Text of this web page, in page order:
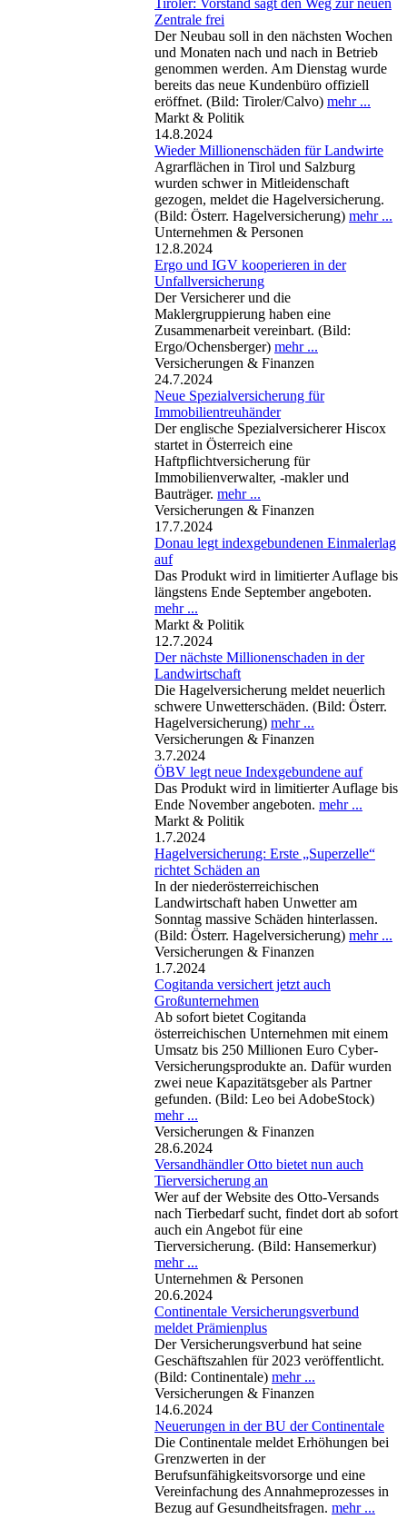
Zentrale frei
Der Neubau soll in den nächsten Wochen
und Monaten nach und nach in Betrieb
genommen werden. Am Dienstag wurde
bereits das neue Kundenbüro offiziell
eröffnet. (Bild: Tiroler/Calvo) mehr ...
Markt & Politik
14.8.2024
Wieder Millionenschäden für Landwirte
Agrarflächen in Tirol und Salzburg
wurden schwer in Mitleidenschaft
gezogen, meldet die Hagelversicherung.
(Bild: Österr. Hagelversicherung) mehr ...
Unternehmen & Personen
12.8.2024
Ergo und IGV kooperieren in der
Unfallversicherung
Der Versicherer und die
Maklergruppierung haben eine
Zusammenarbeit vereinbart. (Bild:
Ergo/Ochensberger) mehr ...
Versicherungen & Finanzen
24.7.2024
Neue Spezialversicherung für
Immobilientreuhänder
Der englische Spezialversicherer Hiscox
startet in Österreich eine
Haftpflichtversicherung für
Immobilienverwalter, -makler und
Bauträger. mehr ...
Versicherungen & Finanzen
17.7.2024
Donau legt indexgebundenen Einmalerlag
auf
Das Produkt wird in limitierter Auflage bis
längstens Ende September angeboten.
mehr ...
Markt & Politik
12.7.2024
Der nächste Millionenschaden in der
Landwirtschaft
Die Hagelversicherung meldet neuerlich
schwere Unwetterschäden. (Bild: Österr.
Hagelversicherung) mehr ...
Versicherungen & Finanzen
3.7.2024
ÖBV legt neue Indexgebundene auf
Das Produkt wird in limitierter Auflage bis
Ende November angeboten. mehr ...
Markt & Politik
1.7.2024
Hagelversicherung: Erste „Superzelle“
richtet Schäden an
In der niederösterreichischen
Landwirtschaft haben Unwetter am
Sonntag massive Schäden hinterlassen.
(Bild: Österr. Hagelversicherung) mehr ...
Versicherungen & Finanzen
1.7.2024
Cogitanda versichert jetzt auch
Großunternehmen
Ab sofort bietet Cogitanda
österreichischen Unternehmen mit einem
Umsatz bis 250 Millionen Euro Cyber-
Versicherungsprodukte an. Dafür wurden
zwei neue Kapazitätsgeber als Partner
gefunden. (Bild: Leo bei AdobeStock)
mehr ...
Versicherungen & Finanzen
28.6.2024
Versandhändler Otto bietet nun auch
Tierversicherung an
Wer auf der Website des Otto-Versands
nach Tierbedarf sucht, findet dort ab sofort
auch ein Angebot für eine
Tierversicherung. (Bild: Hansemerkur)
mehr ...
Unternehmen & Personen
20.6.2024
Continentale Versicherungsverbund
meldet Prämienplus
Der Versicherungsverbund hat seine
Geschäftszahlen für 2023 veröffentlicht.
(Bild: Continentale) mehr ...
Versicherungen & Finanzen
14.6.2024
Neuerungen in der BU der Continentale
Die Continentale meldet Erhöhungen bei
Grenzwerten in der
Berufsunfähigkeitsvorsorge und eine
Vereinfachung des Annahmeprozesses in
Bezug auf Gesundheitsfragen. mehr ...